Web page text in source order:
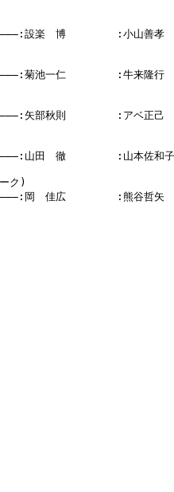
設楽　博        :小山善孝
菊池一仁        :牛来隆行
矢部秋則        :アベ正己
山田　徹        :山本佐和子
ク)